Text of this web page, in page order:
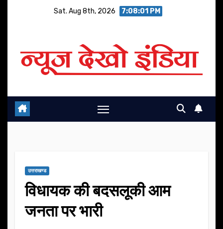
Sat. Aug 8th, 2026 7:08:02 PM
उत्तराखण्ड
विधायक की बदसलूकी आम
जनता पर भारी